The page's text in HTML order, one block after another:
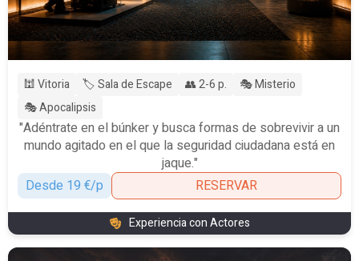
🕍 Vitoria 🏷️ Sala de Escape 👥 2-6 p.
🎭 Misterio
🎭 Apocalipsis
"Adéntrate en el búnker y busca formas de sobrevivir a un
mundo agitado en el que la seguridad ciudadana está en
jaque."
Desde 19 €/p
RESERVAR
Experiencia con Actores